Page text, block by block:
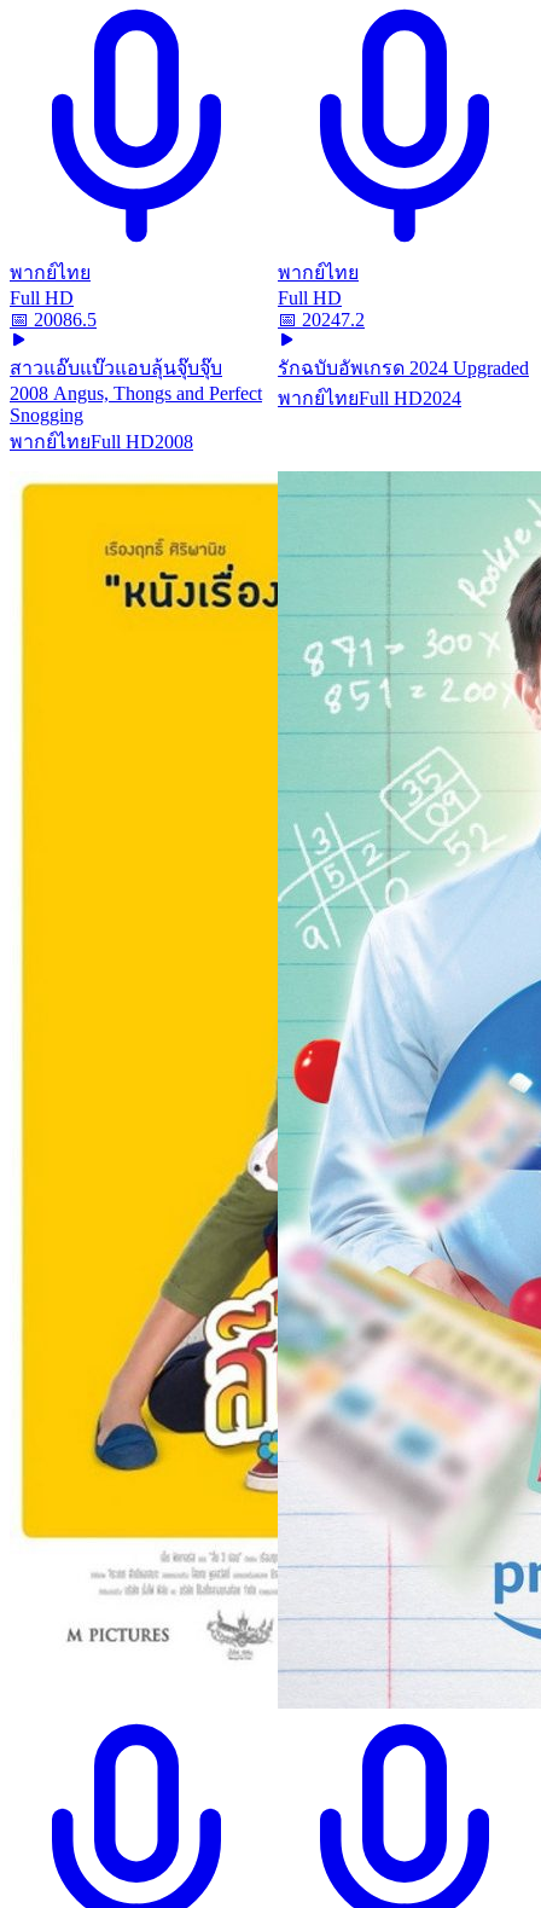
พากย์ไทย
Full HD
📅 20086.5
สาวแอ๊บแบ๊วแอบลุ้นจุ๊บจุ๊บ
2008 Angus, Thongs and Perfect
Snogging
พากย์ไทยFull HD2008
พากย์ไทย
Full HD
📅 20247.2
รักฉบับอัพเกรด 2024 Upgraded
พากย์ไทยFull HD2024